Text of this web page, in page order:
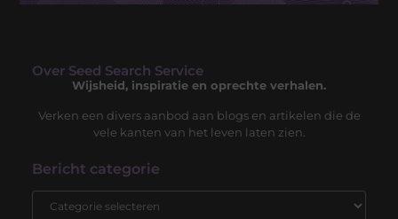
Over Seed Search Service
Wijsheid, inspiratie en oprechte verhalen.
Verken een divers aanbod aan blogs en artikelen die de
vele kanten van het leven laten zien.
Bericht categorie